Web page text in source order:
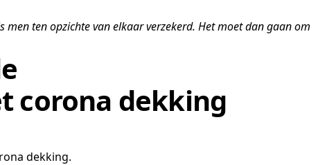
ten opzichte van elkaar verzekerd. Het moet dan gaan om
corona dekking
dekking.